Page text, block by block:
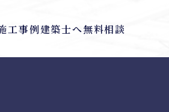
工事例建築士へ無料相談